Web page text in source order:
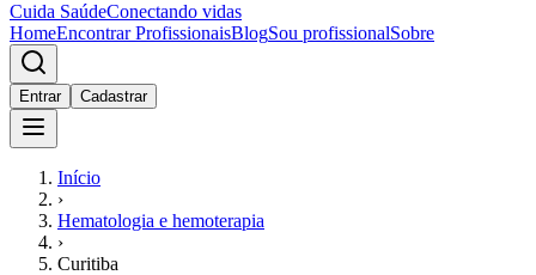
Cuida SaúdeConectando vidas
HomeEncontrar ProfissionaisBlogSou profissionalSobre
Entrar Cadastrar
Início
›
Hematologia e hemoterapia
›
Curitiba